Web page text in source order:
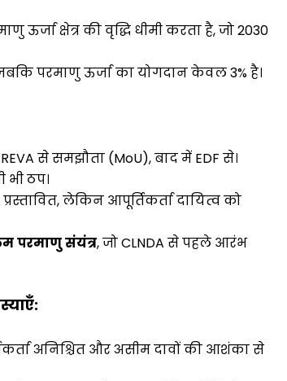
क्षेत्र की वृद्धि धीमी करता है, जो 2030
परमाणु ऊर्जा का योगदान केवल 3% है।
से समझौता (MoU), बाद में EDF से।
भी ठप।
लेकिन आपूर्तिकर्ता दायित्व को
परमाणुसंयंत्र, जो CLNDA से पहले आरंभ
:
अनिश्चित और असीम दावों की आशंका से